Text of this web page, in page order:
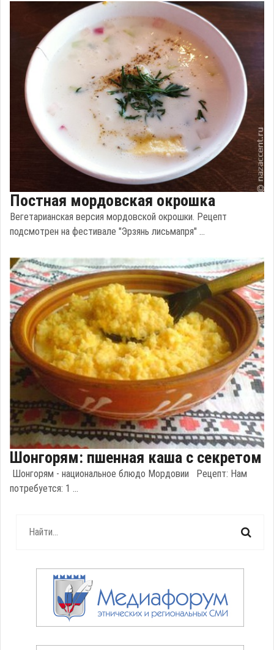
Постная мордовская окрошка
Вегетарианская версия мордовской окрошки. Рецепт
подсмотрен на фестивале "Эрзянь лисьмапря" ...
Шонгорям: пшенная каша с секретом
Шонгорям - национальное блюдо Мордовии Рецепт: Нам
потребуется: 1 ...